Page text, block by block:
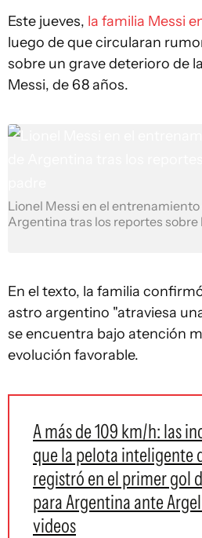
Este jueves, la familia Messi
luego de que circularan
sobre un grave deterioro de
Messi, de 68 años.
Lionel Messi en el entrenamiento
Argentina tras los reportes sobre
En el texto, la familia
astro argentino "atraviesa
se encuentra bajo atención
evolución favorable.
A más de 109 km/h: las
que la pelota inteligente
registró en el primer gol
para Argentina ante
videos